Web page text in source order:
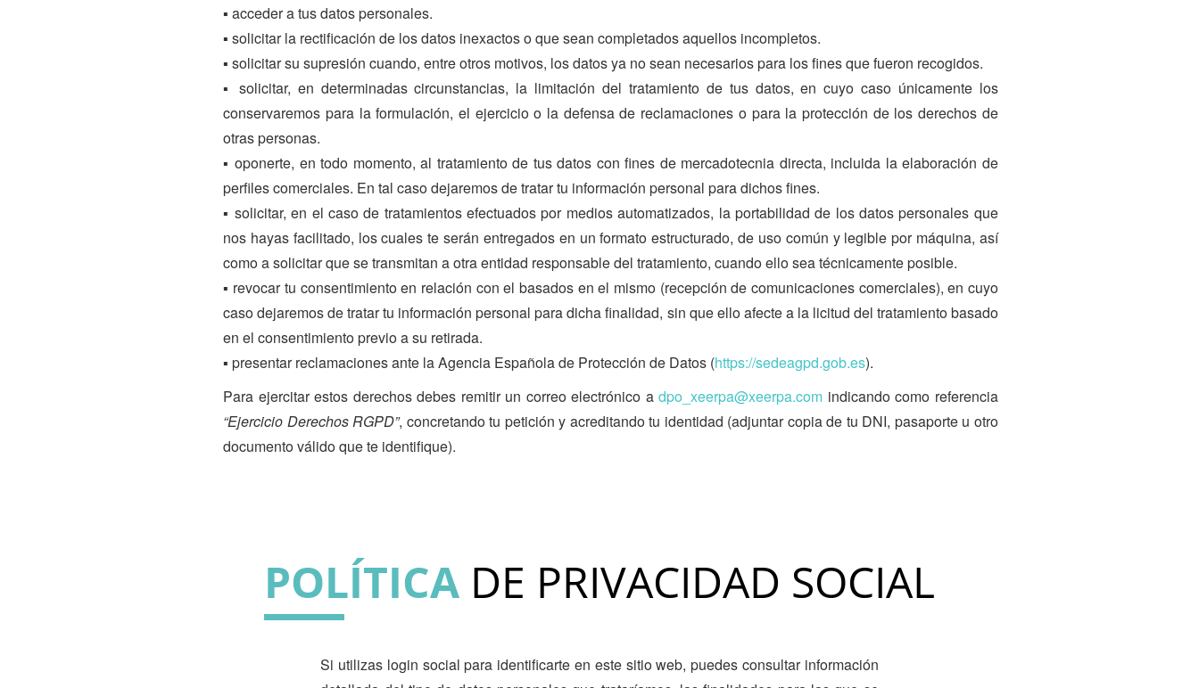
▪ acceder a tus datos personales.
▪ solicitar la rectificación de los datos inexactos o que sean completados aquellos incompletos.
▪ solicitar su supresión cuando, entre otros motivos, los datos ya no sean necesarios para los fines que fueron recogidos.
▪ solicitar, en determinadas circunstancias, la limitación del tratamiento de tus datos, en cuyo caso únicamente los
conservaremos para la formulación, el ejercicio o la defensa de reclamaciones o para la protección de los derechos de
otras personas.
▪ oponerte, en todo momento, al tratamiento de tus datos con fines de mercadotecnia directa, incluida la elaboración de
perfiles comerciales. En tal caso dejaremos de tratar tu información personal para dichos fines.
▪ solicitar, en el caso de tratamientos efectuados por medios automatizados, la portabilidad de los datos personales que
nos hayas facilitado, los cuales te serán entregados en un formato estructurado, de uso común y legible por máquina, así
como a solicitar que se transmitan a otra entidad responsable del tratamiento, cuando ello sea técnicamente posible.
▪ revocar tu consentimiento en relación con el basados en el mismo (recepción de comunicaciones comerciales), en cuyo
caso dejaremos de tratar tu información personal para dicha finalidad, sin que ello afecte a la licitud del tratamiento basado
en el consentimiento previo a su retirada.
▪ presentar reclamaciones ante la Agencia Española de Protección de Datos (https://sedeagpd.gob.es).
Para ejercitar estos derechos debes remitir un correo electrónico adpo_xeerpa@xeerpa.com indicando como referencia
“Ejercicio Derechos RGPD”, concretando tu petición y acreditando tu identidad (adjuntar copia de tu DNI, pasaporte u otro
documento válido que te identifique).
POLÍTICADE PRIVACIDAD SOCIAL
Si utilizas login social para identificarte en este sitio web, puedes consultar información